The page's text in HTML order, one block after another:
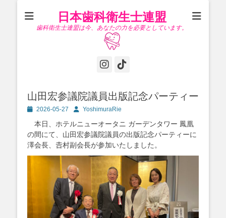
日本歯科衛生士連盟
歯科衛生士連盟は今、あなたの力を必要としています。
Instagram
Tiktok
山田宏参議院議員出版記念パーティー
投 2026-05-27
投
者
YoshimuraRie
本日、ホテルニューオータニ ガーデンタワー 鳳凰
の間にて、山田宏参議院議員の出版記念パーティーに
澤会長、𠮷村副会長が参加いたしました。